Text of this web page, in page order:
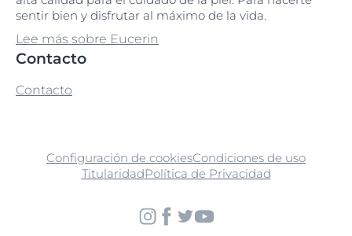
sentir bien y disfrutar al máximo de la vida.
Lee más sobre Eucerin
Contacto
Contacto
Configuración de cookiesCondiciones de uso
TitularidadPolítica de Privacidad